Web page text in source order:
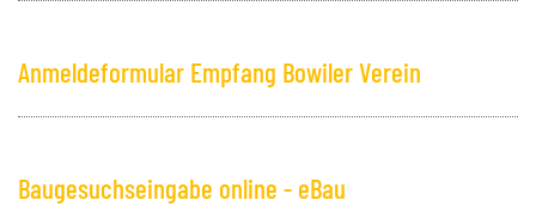
Anmeldeformular Empfang Bowiler Verein
Baugesuchseingabe online - eBau